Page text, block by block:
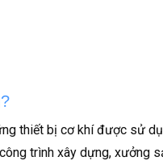
thiết bị cơ khí được sử
trình xây dựng, xưởng